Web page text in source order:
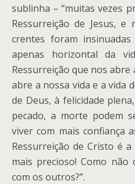
sublinha – “muitas vezes
Ressurreição de Jesus,
crentes foram
apenas horizontal da
Ressurreição que nos
abre a nossa vida e a vida
de Deus, à felicidade
pecado, a morte podem
viver com mais confiança
Ressurreição de Cristo é
mais precioso! Como
com os outros?”.